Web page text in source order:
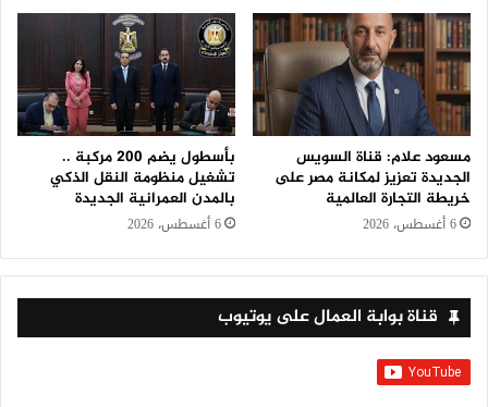
مسعود علام: قناة السويس
الجديدة تعزيز لمكانة مصر على
خريطة التجارة العالمية
6 أغسطس، 2026
بأسطول يضم 200 مركبة ..
تشغيل منظومة النقل الذكي
بالمدن العمرانية الجديدة
6 أغسطس، 2026
قناة بوابة العمال على يوتيوب